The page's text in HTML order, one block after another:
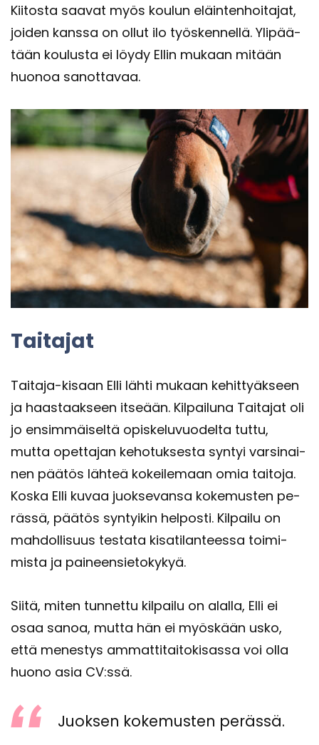
Kii­tos­ta saa­vat myös kou­lun eläin­ten­hoi­ta­jat,
joi­den kans­sa on ollut ilo työs­ken­nel­lä. Yli­pää­
tään kou­lus­ta ei löydy Ellin mu­kaan mi­tään
huo­noa sa­not­ta­vaa.
Tai­ta­jat
Taitaja-​kisaan Elli lähti mu­kaan ke­hit­tyäk­seen
ja haas­taak­seen it­se­ään. Kil­pai­lu­na Tai­ta­jat oli
jo en­sim­mäi­sel­tä opis­ke­lu­vuo­del­ta tuttu,
mutta opet­ta­jan ke­ho­tuk­ses­ta syn­tyi var­si­nai­
nen pää­tös läh­teä ko­kei­le­maan omia tai­to­ja.
Koska Elli kuvaa juok­se­van­sa ko­ke­mus­ten pe­
räs­sä, pää­tös syn­tyi­kin hel­pos­ti. Kil­pai­lu on
mah­dol­li­suus tes­ta­ta ki­sa­ti­lan­tees­sa toi­mi­
mis­ta ja pai­neen­sie­to­ky­kyä.
Siitä, miten tun­net­tu kil­pai­lu on alal­la, Elli ei
osaa sanoa, mutta hän ei myös­kään usko,
että me­nes­tys am­mat­ti­tai­to­ki­sas­sa voi olla
huono asia CV:ssä.
Juok­sen ko­ke­mus­ten pe­räs­sä.